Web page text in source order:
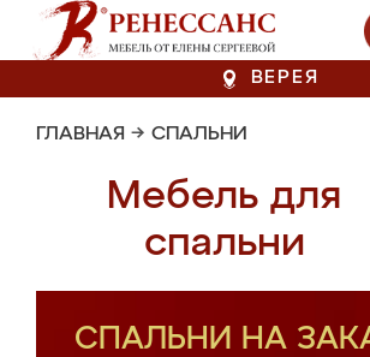
ВЕРЕЯ
ГЛАВНАЯ → СПАЛЬНИ
Мебель для
спальни
СПАЛЬНИ НА